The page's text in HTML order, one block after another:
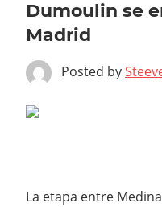
Dumoulin se
Madrid
Posted by
La etapa entre